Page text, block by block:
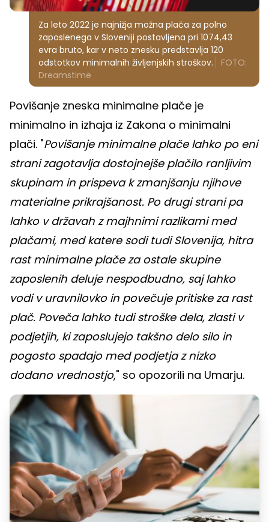
Za leto 2022 je najnižja možna plača za polno
zaposlenega v Sloveniji postavljena pri 1074,43
evra bruto, kar v neto znesku predstavlja 120
odstotkov minimalnih življenjskih stroškov.
FOTO:
Dreamstime
Povišanje zneska minimalne plače je
minimalno in izhaja iz Zakona o minimalni
plači. "Povišanje minimalne plače lahko po eni
strani zagotavlja dostojnejše plačilo ranljivim
skupinam in prispeva k zmanjšanju njihove
materialne prikrajšanost. Po drugi strani pa
lahko v državah z majhnimi razlikami med
plačami, med katere sodi tudi Slovenija, hitra
rast minimalne plače za ostale skupine
zaposlenih deluje nespodbudno, saj lahko
vodi v uravnilovko in povečuje pritiske za rast
plač. Poveča lahko tudi stroške dela, zlasti v
podjetjih, ki zaposlujejo takšno delo silo in
pogosto spadajo med podjetja z nizko
dodano vrednostjo," so opozorili na Umarju.